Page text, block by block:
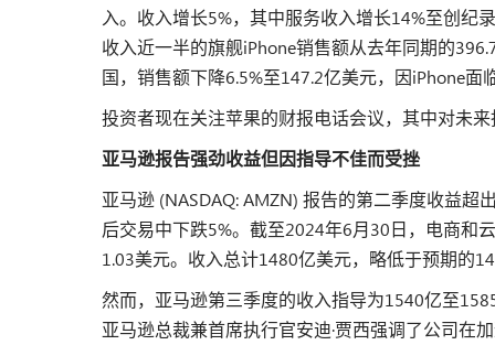
入。收入增长5%，其中服务收入增长14%至创纪
收入近一半的旗舰iPhone销售额从去年同期的
国，销售额下降6.5%至147.2亿美元，因iPhone面
投资者现在关注苹果的财报电话会议，其中对未
亚马逊报告强劲收益但因指导不佳而受挫
亚马逊 (NASDAQ: AMZN) 报告的第二季度收益
后交易中下跌5%。截至2024年6月30日，电商和
1.03美元。收入总计1480亿美元，略低于预期的
然而，亚马逊第三季度的收入指导为1540亿至
亚马逊总裁兼首席执行官安迪·贾西强调了公司在